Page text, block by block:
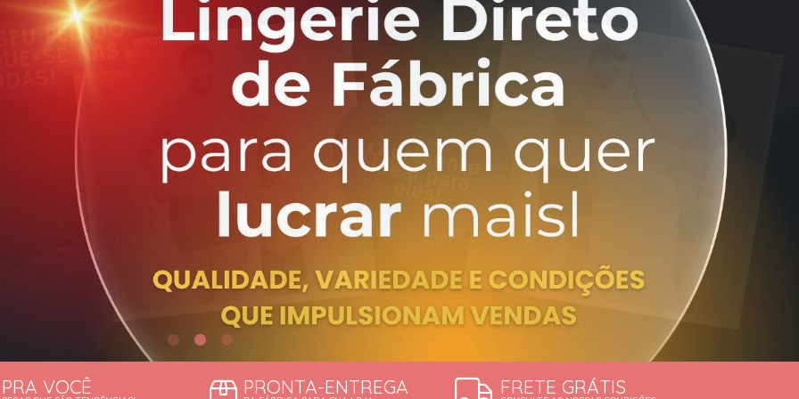
TODOS DE SUTIÃS
TODOS DE DESCONTOS IMPERDÍVEIS
PRA VOCÊ PRONTA-ENTREGA FRETE GRÁTIS